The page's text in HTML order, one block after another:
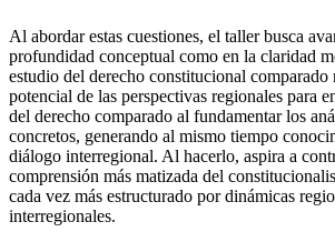
Al abordar estas cuestiones, el taller busca
profundidad conceptual como en la claridad
estudio del derecho constitucional comparado
potencial de las perspectivas regionales para
del derecho comparado al fundamentar los
concretos, generando al mismo tiempo
diálogo interregional. Al hacerlo, aspira a
comprensión más matizada del
cada vez más estructurado por dinámicas
interregionales.